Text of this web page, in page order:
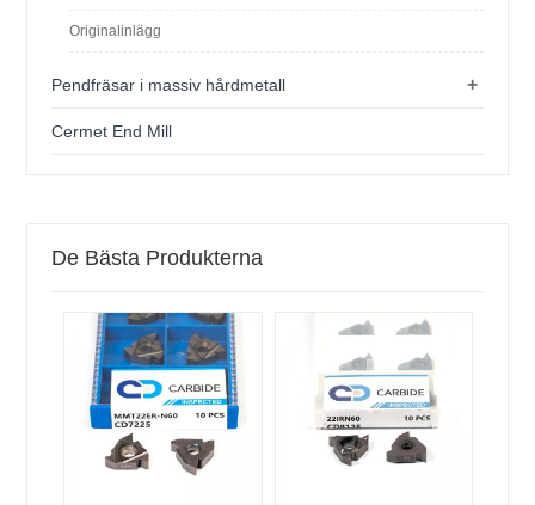
Originalinlägg
+
Pendfräsar i massiv hårdmetall
Cermet End Mill
De Bästa Produkterna